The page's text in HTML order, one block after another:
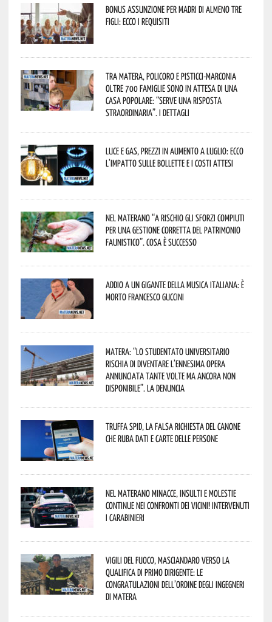
Bonus assunzione per madri di almeno tre
figli: ecco i requisiti
Tra Matera, Policoro e Pisticci-Marconia
oltre 700 famiglie sono in attesa di una
casa popolare: “serve una risposta
straordinaria”. I dettagli
Luce e gas, prezzi in aumento a luglio: ecco
l’impatto sulle bollette e i costi attesi
Nel materano “a rischio gli sforzi compiuti
per una gestione corretta del patrimonio
faunistico”. Cosa è successo
Addio a un gigante della musica italiana: è
morto Francesco Guccini
Matera: “Lo studentato universitario
rischia di diventare l’ennesima opera
annunciata tante volte ma ancora non
disponibile”. La denuncia
Truffa Spid, la falsa richiesta del canone
che ruba dati e carte delle persone
Nel materano minacce, insulti e molestie
continue nei confronti dei vicini! Intervenuti
i Carabinieri
Vigili del Fuoco, Masciandaro verso la
qualifica di Primo Dirigente: le
congratulazioni dell’Ordine degli Ingegneri
di Matera